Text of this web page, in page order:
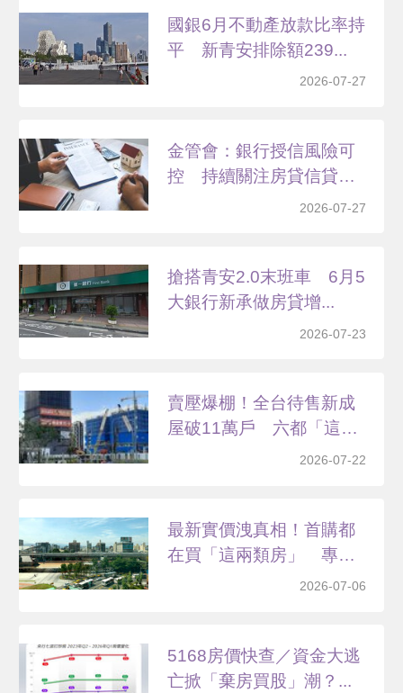
國銀6月不動產放款比率持
平 新青安排除額239...
2026-07-27
金管會：銀行授信風險可
控 持續關注房貸信貸成
2026-07-27
搶搭青安2.0末班車 6月5
大銀行新承做房貸增...
2026-07-23
賣壓爆棚！全台待售新成
屋破11萬戶 六都「這
2026-07-22
最新實價洩真相！首購都
在買「這兩類房」 專家
2026-07-06
5168房價快查／資金大逃
亡掀「棄房買股」潮？...